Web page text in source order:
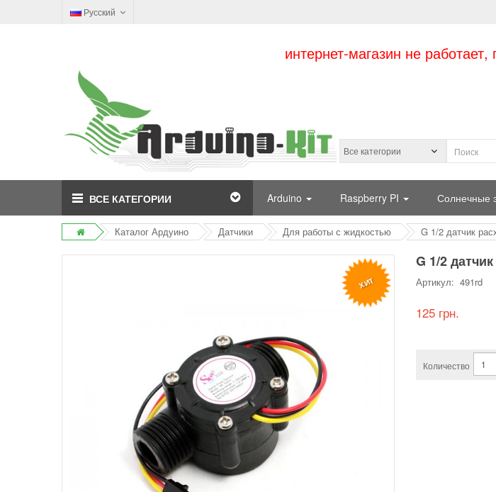
Русский
интернет-магазин не
ВСЕ КАТЕГОРИИ Arduino Raspberry PI Солнечные
Каталог Ардуино Датчики Для работы с жидкостью G 1/2 датчик
ХИТ
G 1/2
Артикул: 491rd
125 грн.
Количество